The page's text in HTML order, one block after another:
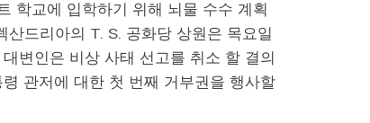
학교에 입학하기 위해 뇌물 수수 계획
드리아의 T. S. 공화당 상원은 목요일
변인은 비상 사태 선고를 취소 할 결의
관저에 대한 첫 번째 거부권을 행사할